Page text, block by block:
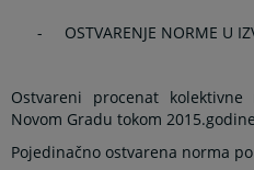
- OSTVARENJE NORME U
Ostvareni procenat
Novom Gradu tokom
Pojedinačno ostvarena norma